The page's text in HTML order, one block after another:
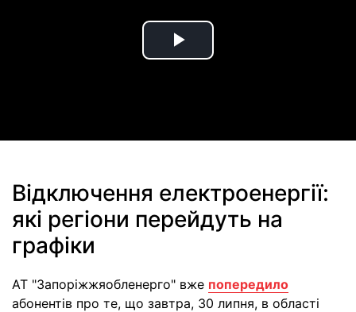
Play
Відключення електроенергії:
які регіони перейдуть на
графіки
АТ "Запоріжжяобленерго" вже попередило
абонентів про те, що завтра, 30 липня, в області